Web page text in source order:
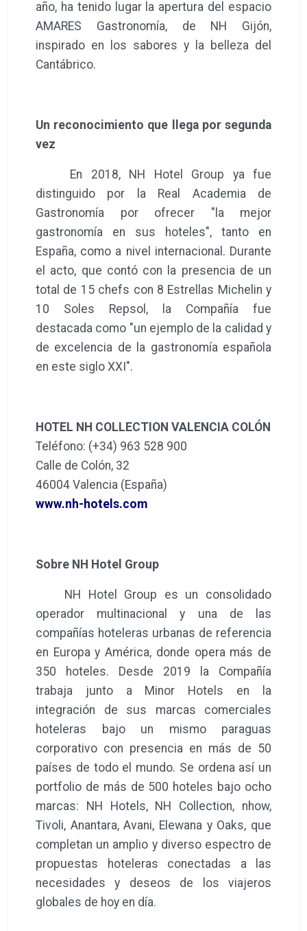
año, ha tenido lugar la apertura del espacio
AMARES Gastronomía, de NH Gijón,
inspirado en los sabores y la belleza del
Cantábrico.
Un reconocimiento que llega por segunda
vez
En 2018, NH Hotel Group ya fue
distinguido por la Real Academia de
Gastronomía por ofrecer "la mejor
gastronomía en sus hoteles", tanto en
España, como a nivel internacional. Durante
el acto, que contó con la presencia de un
total de 15 chefs con 8 Estrellas Michelin y
10 Soles Repsol, la Compañía fue
destacada como "un ejemplo de la calidad y
de excelencia de la gastronomía española
en este siglo XXI".
HOTEL NH COLLECTION VALENCIA COLÓN
Teléfono: (+34) 963 528 900
Calle de Colón, 32
46004 Valencia (España)
www.nh-hotels.com
Sobre NH Hotel Group
NH Hotel Group es un consolidado
operador multinacional y una de las
compañías hoteleras urbanas de referencia
en Europa y América, donde opera más de
350 hoteles. Desde 2019 la Compañía
trabaja junto a Minor Hotels en la
integración de sus marcas comerciales
hoteleras bajo un mismo paraguas
corporativo con presencia en más de 50
países de todo el mundo. Se ordena así un
portfolio de más de 500 hoteles bajo ocho
marcas: NH Hotels, NH Collection, nhow,
Tivoli, Anantara, Avani, Elewana y Oaks, que
completan un amplio y diverso espectro de
propuestas hoteleras conectadas a las
necesidades y deseos de los viajeros
globales de hoy en día.